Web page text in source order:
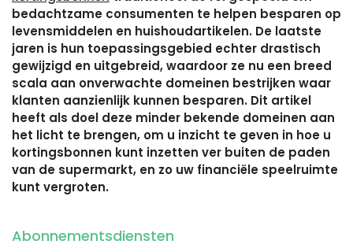
bedachtzame consumenten te helpen besparen op
levensmiddelen en huishoudartikelen. De laatste
jaren is hun toepassingsgebied echter drastisch
gewijzigd en uitgebreid, waardoor ze nu een breed
scala aan onverwachte domeinen bestrijken waar
klanten aanzienlijk kunnen besparen. Dit artikel
heeft als doel deze minder bekende domeinen aan
het licht te brengen, om u inzicht te geven in hoe u
kortingsbonnen kunt inzetten ver buiten de paden
van de supermarkt, en zo uw financiële speelruimte
kunt vergroten.
Abonnementsdiensten